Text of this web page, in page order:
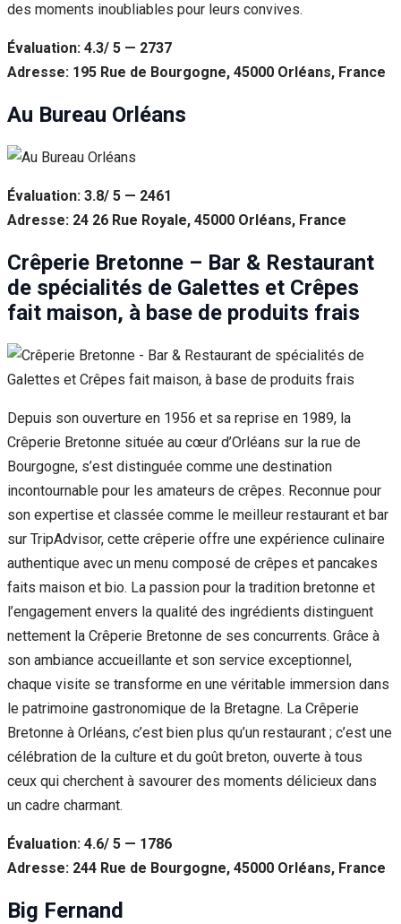
des moments inoubliables pour leurs convives.
Évaluation: 4.3/ 5 — 2737
Adresse: 195 Rue de Bourgogne, 45000 Orléans, France
Au Bureau Orléans
Évaluation: 3.8/ 5 — 2461
Adresse: 24 26 Rue Royale, 45000 Orléans, France
Crêperie Bretonne – Bar & Restaurant
de spécialités de Galettes et Crêpes
fait maison, à base de produits frais
Depuis son ouverture en 1956 et sa reprise en 1989, la
Crêperie Bretonne située au cœur d’Orléans sur la rue de
Bourgogne, s’est distinguée comme une destination
incontournable pour les amateurs de crêpes. Reconnue pour
son expertise et classée comme le meilleur restaurant et bar
sur TripAdvisor, cette crêperie offre une expérience culinaire
authentique avec un menu composé de crêpes et pancakes
faits maison et bio. La passion pour la tradition bretonne et
l’engagement envers la qualité des ingrédients distinguent
nettement la Crêperie Bretonne de ses concurrents. Grâce à
son ambiance accueillante et son service exceptionnel,
chaque visite se transforme en une véritable immersion dans
le patrimoine gastronomique de la Bretagne. La Crêperie
Bretonne à Orléans, c’est bien plus qu’un restaurant ; c’est une
célébration de la culture et du goût breton, ouverte à tous
ceux qui cherchent à savourer des moments délicieux dans
un cadre charmant.
Évaluation: 4.6/ 5 — 1786
Adresse: 244 Rue de Bourgogne, 45000 Orléans, France
Big Fernand